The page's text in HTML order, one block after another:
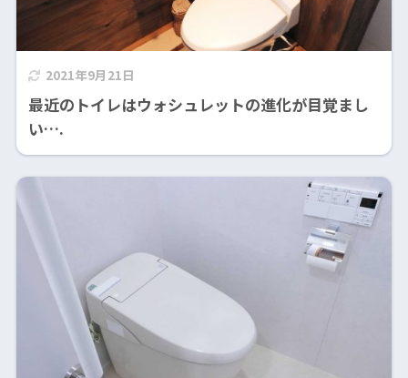
2021年9月21日
最近のトイレはウォシュレットの進化が目覚まし
い….